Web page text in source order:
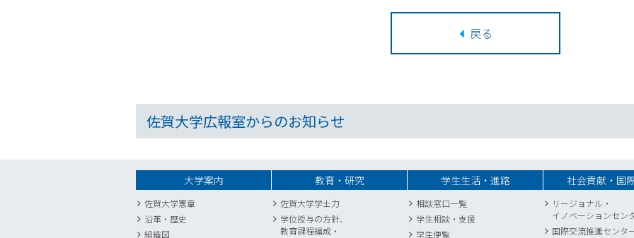
戻る
佐賀大学広報室からのお知らせ
大学案内
佐賀大学憲章
沿革・歴史
組織図
教育・研究
佐賀大学学士力
学位授与の方針、
教育課程編成・
学生生活・進路
相談窓口一覧
学生相談・支援
学生便覧
社会貢献・国
リージョナル・
イノベーションセン
国際交流推進センタ